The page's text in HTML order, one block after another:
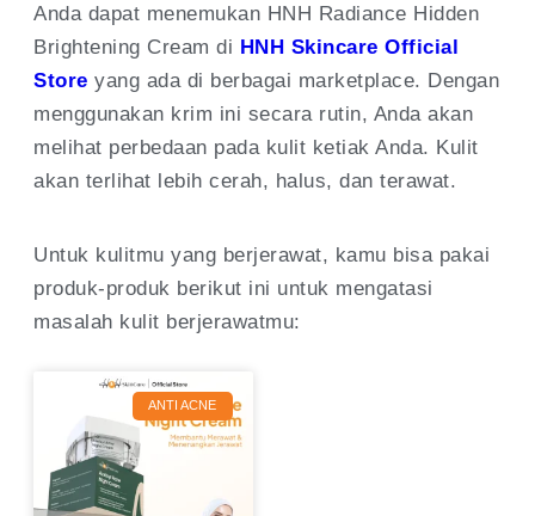
Anda dapat menemukan HNH Radiance Hidden
Brightening Cream di HNH Skincare Official
Store yang ada di berbagai marketplace. Dengan
menggunakan krim ini secara rutin, Anda akan
melihat perbedaan pada kulit ketiak Anda. Kulit
akan terlihat lebih cerah, halus, dan terawat.
Untuk kulitmu yang berjerawat, kamu bisa pakai
produk-produk berikut ini untuk mengatasi
masalah kulit berjerawatmu:
ANTI ACNE